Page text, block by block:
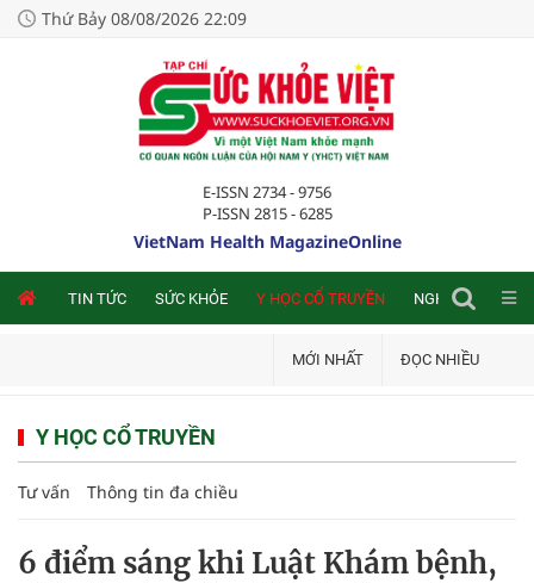
Thứ Bảy 08/08/2026 22:09
E-ISSN 2734 - 9756
P-ISSN 2815 - 6285
VietNam Health MagazineOnline
TIN TỨC SỨC KHỎE Y HỌC CỔ TRUYỀN NGHIÊN CỨU
MỚI NHẤT ĐỌC NHIỀU
Y HỌC CỔ TRUYỀN
Tư vấn Thông tin đa chiều
6 điểm sáng khi Luật Khám bệnh,